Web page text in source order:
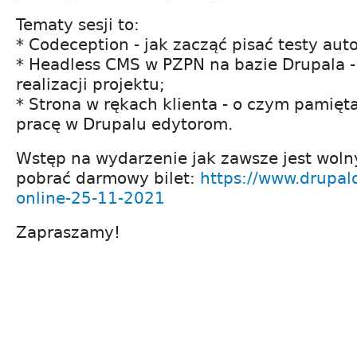
Tematy sesji to:
* Codeception - jak zacząć pisać testy
* Headless CMS w PZPN na bazie Drupala
realizacji projektu;
* Strona w rękach klienta - o czym
pracę w Drupalu edytorom.
Wstęp na wydarzenie jak zawsze jest
pobrać darmowy bilet: https://
online-25-11-2021
Zapraszamy!